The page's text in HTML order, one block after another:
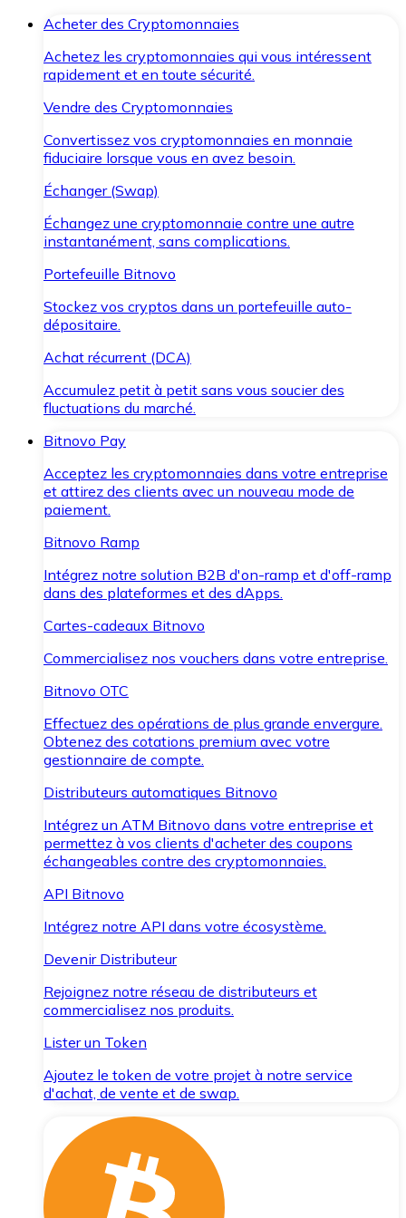
Acheter des Cryptomonnaies
Achetez les cryptomonnaies qui vous intéressent
rapidement et en toute sécurité.
Vendre des Cryptomonnaies
Convertissez vos cryptomonnaies en monnaie
fiduciaire lorsque vous en avez besoin.
Échanger (Swap)
Échangez une cryptomonnaie contre une autre
instantanément, sans complications.
Portefeuille Bitnovo
Stockez vos cryptos dans un portefeuille auto-
dépositaire.
Achat récurrent (DCA)
Accumulez petit à petit sans vous soucier des
fluctuations du marché.
Bitnovo Pay
Acceptez les cryptomonnaies dans votre entreprise
et attirez des clients avec un nouveau mode de
paiement.
Bitnovo Ramp
Intégrez notre solution B2B d'on-ramp et d'off-ramp
dans des plateformes et des dApps.
Cartes-cadeaux Bitnovo
Commercialisez nos vouchers dans votre entreprise.
Bitnovo OTC
Effectuez des opérations de plus grande envergure.
Obtenez des cotations premium avec votre
gestionnaire de compte.
Distributeurs automatiques Bitnovo
Intégrez un ATM Bitnovo dans votre entreprise et
permettez à vos clients d'acheter des coupons
échangeables contre des cryptomonnaies.
API Bitnovo
Intégrez notre API dans votre écosystème.
Devenir Distributeur
Rejoignez notre réseau de distributeurs et
commercialisez nos produits.
Lister un Token
Ajoutez le token de votre projet à notre service
d'achat, de vente et de swap.